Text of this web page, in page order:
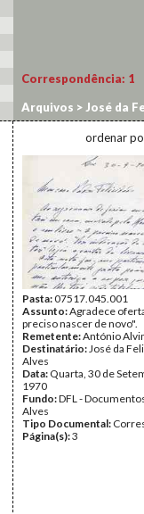
Correspondência: 1
Arquivos > José da
ordenar
Pasta:07517.045.001
Assunto:Agradece
preciso nascer de novo".
Remetente:António
Destinatário:José da
Alves
Data: Quarta, 30 de
1970
Fundo:DFL -
Alves
Tipo Documental:
Página(s):3